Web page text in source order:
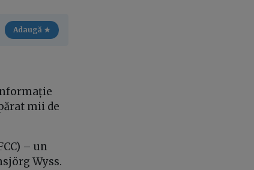
Adaugă ★
mii de
– un
Wyss.